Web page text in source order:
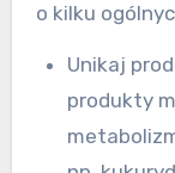
o kilku
Unikaj
produkty